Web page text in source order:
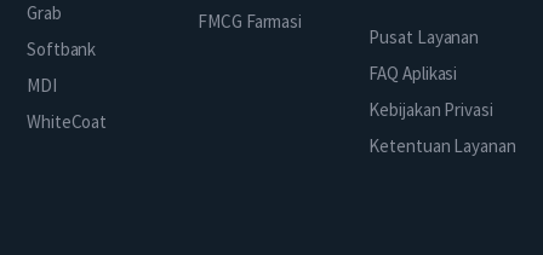
Grab
Softbank
MDI
WhiteCoat
FMCG Farmasi
Pusat Layanan
FAQ Aplikasi
Kebijakan Privasi
Ketentuan Layanan